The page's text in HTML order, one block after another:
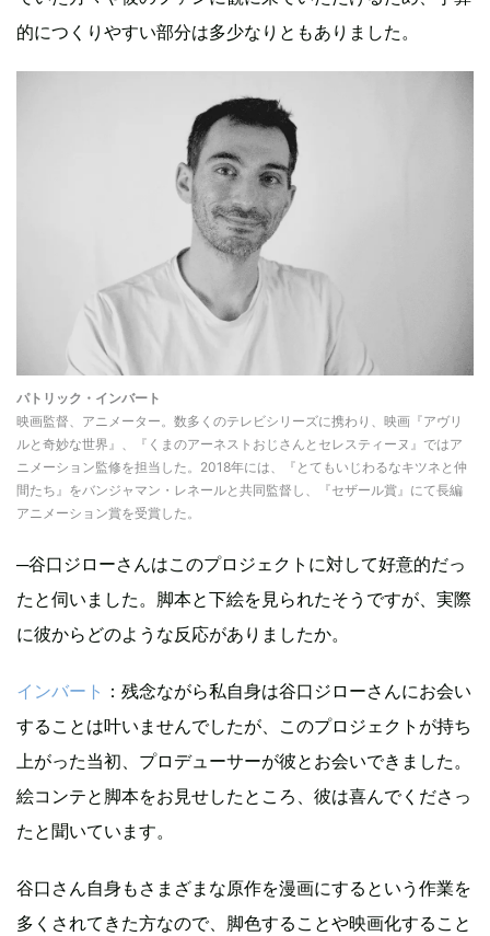
的につくりやすい部分は多少なりともありました。
パトリック・インバート
映画監督、アニメーター。数多くのテレビシリーズに携わり、映画『アヴリ
ルと奇妙な世界』、『くまのアーネストおじさんとセレスティーヌ』ではア
ニメーション監修を担当した。2018年には、『とてもいじわるなキツネと仲
間たち』をバンジャマン・レネールと共同監督し、『セザール賞』にて長編
アニメーション賞を受賞した。
─谷口ジローさんはこのプロジェクトに対して好意的だっ
たと伺いました。脚本と下絵を見られたそうですが、実際
に彼からどのような反応がありましたか。
インバート ：残念ながら私自身は谷口ジローさんにお会い
することは叶いませんでしたが、このプロジェクトが持ち
上がった当初、プロデューサーが彼とお会いできました。
絵コンテと脚本をお見せしたところ、彼は喜んでくださっ
たと聞いています。
谷口さん自身もさまざまな原作を漫画にするという作業を
多くされてきた方なので、脚色することや映画化すること